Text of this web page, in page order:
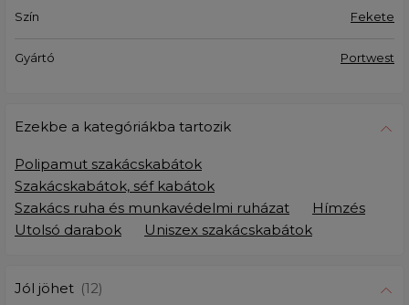
Szín Fekete
Gyártó Portwest
Ezekbe a kategóriákba tartozik
Polipamut szakácskabátok
Szakácskabátok, séf kabátok
Szakács ruha és munkavédelmi ruházat
Hímzés
Utolsó darabok
Uniszex szakácskabátok
Jól jöhet (12)